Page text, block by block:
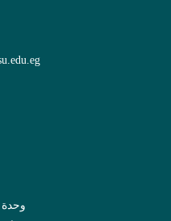
وحدة